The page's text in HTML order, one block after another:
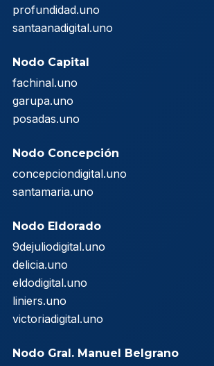
profundidad.uno
santaanadigital.uno
Nodo Capital
fachinal.uno
garupa.uno
posadas.uno
Nodo Concepción
concepciondigital.uno
santamaria.uno
Nodo Eldorado
9dejuliodigital.uno
delicia.uno
eldodigital.uno
liniers.uno
victoriadigital.uno
Nodo Gral. Manuel Belgrano